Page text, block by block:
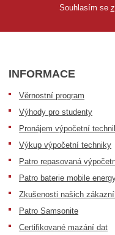
Souhlasím se
INFORMACE
Věrnostní program
Výhody pro studenty
Pronájem výpočetní
Výkup výpočetní techniky
Patro repasovaná
Patro baterie mobile
Zkušenosti našich
Patro Samsonite
Certifikované mazání dat